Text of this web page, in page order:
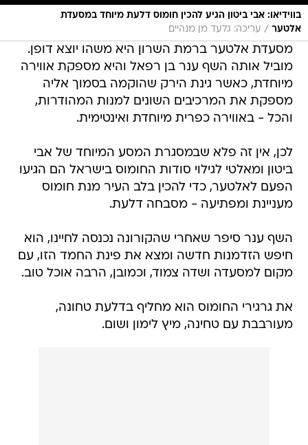
בווידיאו: אבי ביטון הגיע להכין חומוס דלעת מיוחד במסעדת
אלטער / עריכה: גלעד מן מנהיים
מסעדת אלטער ברמת השרון היא משהו יוצא דופן.
מוביל אותה השף ענר בן רפאל והיא מספקת אווירה
מיוחדת, כאשר גינת הירק שהוקמה בסמוך אליה
מספקת את המרכיבים השונים למנות המהודרות,
והכל - באווירה כפרית מיוחדת ואינטימית.
לכן, אין זה פלא שבמסגרת המסע המיוחד של אבי
ביטון ומאלטי לגילוי סודות החומוס בישראל הם הגיעו
הפעם לאלטער, כדי להכין בלב העיר מנת חומוס
מעניינת ומפתיעה - מסבחה דלעת.
השף ענר סיפר שאחרי שהקורונה נכנסה לחיינו, הוא
חיפש הזדמנות חדשה ומצא את פינת החמד הזו, עם
מקום למסעדה ושדה צמוד, וכמובן, הרבה אוכל טוב.
את גרגירי החומוס הוא מחליף בדלעת טחונה,
מעורבבת עם טחינה, מיץ לימון ושום.